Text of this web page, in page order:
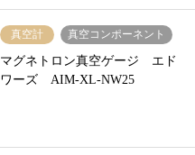
真空計 真空コンポーネント
マグネトロン真空ゲージ エド
ワーズ AIM-XL-NW25